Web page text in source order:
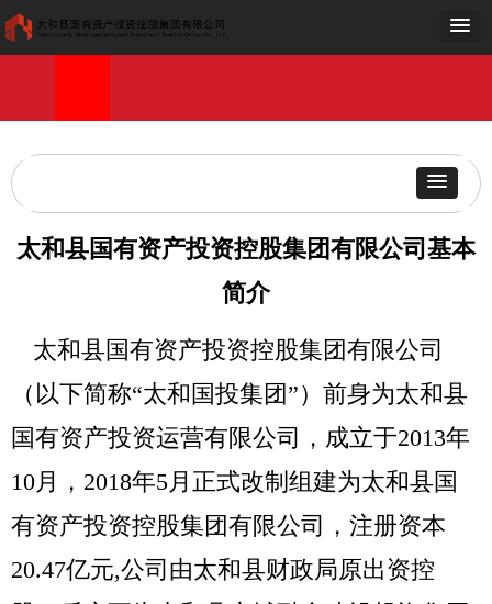
网站首页走进国投工作动态党群工作公示公告项目建设公司荣誉加入我们
OA
太和县国有资产投资控股集团有限公司基本
简介
太和县国有资产投资控股集团有限公司
（以下简称“太和国投集团”）前身为太和县
国有资产投资运营有限公司，成立于2013年
10月，2018年5月正式改制组建为太和县国
有资产投资控股集团有限公司，注册资本
20.47亿元,公司由太和县财政局原出资控